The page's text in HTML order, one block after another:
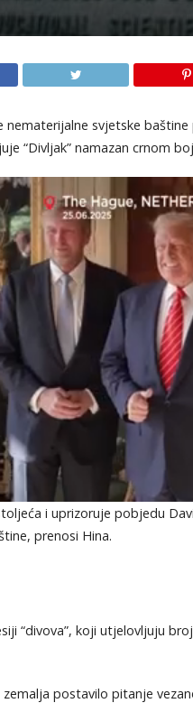
nematerijalne svjetske
“Divljak” namazan crnom
i uprizoruje pobjedu
prenosi Hina.
“divova”, koji utjelovljuju
postavilo pitanje